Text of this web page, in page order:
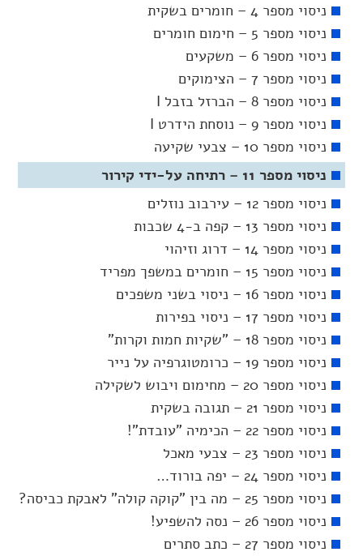
ניסוי מספר 4 – חומרים בשקית
ניסוי מספר 5 – חימום חומרים
ניסוי מספר 6 – משקעים
ניסוי מספר 7 – הצימוקים
ניסוי מספר 8 – הברזל בזבל I
ניסוי מספר 9 – נוסחת הידרט I
ניסוי מספר 10 – צבעי שקיעה
ניסוי מספר 11 – רתיחה על-ידי קירור
ניסוי מספר 12 – עירבוב נוזלים
ניסוי מספר 13 – קפה ב-4 שכבות
ניסוי מספר 14 – דרוג וזיהוי
ניסוי מספר 15 – חומרים במשפך מפריד
ניסוי מספר 16 – ניסוי בשני משפכים
ניסוי מספר 17 – ניסוי בפירות
ניסוי מספר 18 – "שקיות חמות וקרות"
ניסוי מספר 19 – כרומטוגרפיה על נייר
ניסוי מספר 20 – מחימום ויבוש לשקילה
ניסוי מספר 21 – תגובה בשקית
ניסוי מספר 22 – הכימיה "עובדת"!
ניסוי מספר 23 – צבעי מאכל
ניסוי מספר 24 – יפה בורוד…
ניסוי מספר 25 – מה בין "קוקה קולה" לאבקת כביסה?
ניסוי מספר 26 – נסה להשפיע!
ניסוי מספר 27 – כתב סתרים